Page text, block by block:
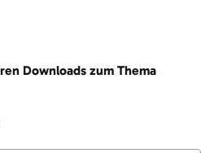
Downloads zum Thema